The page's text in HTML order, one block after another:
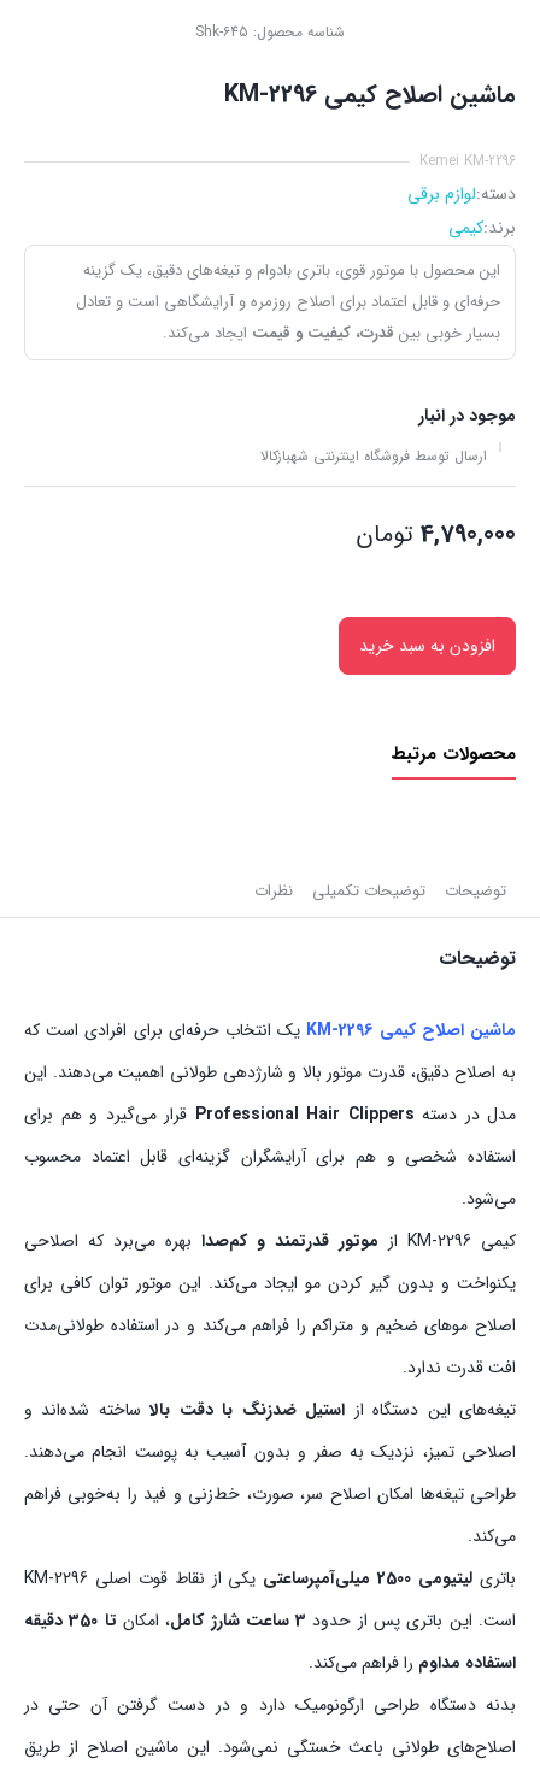
شناسه محصول: Shk-645
ماشین اصلاح کیمی KM-2296
Kemei KM‑2296
دسته:لوازم برقی
برند:کیمی
این محصول با موتور قوی، باتری بادوام و تیغه‌های دقیق، یک گزینه
حرفه‌ای و قابل اعتماد برای اصلاح روزمره و آرایشگاهی است و تعادل
بسیار خوبی بین قدرت، کیفیت و قیمت ایجاد می‌کند.
موجود در انبار
ارسال توسط فروشگاه اینترنتی شهبازکالا
4,790,000 تومان
افزودن به سبد خرید
محصولات مرتبط
توضیحات توضیحات تکمیلی نظرات
توضیحات
ماشین اصلاح کیمی KM-2296
یک انتخاب حرفه‌ای برای افرادی است که
به اصلاح دقیق، قدرت موتور بالا و شارژدهی طولانی اهمیت می‌دهند. این
مدل در دسته Professional Hair Clippers قرار می‌گیرد و هم برای
استفاده شخصی و هم برای آرایشگران گزینه‌ای قابل اعتماد محسوب
می‌شود.
کیمی KM-2296 از
موتور قدرتمند و کم‌صدا بهره می‌برد که اصلاحی
یکنواخت و بدون گیر کردن مو ایجاد می‌کند. این موتور توان کافی برای
اصلاح موهای ضخیم و متراکم را فراهم می‌کند و در استفاده طولانی‌مدت
افت قدرت ندارد.
تیغه‌های این دستگاه از استیل ضدزنگ با دقت بالاساخته شده‌اند و
اصلاحی تمیز، نزدیک به صفر و بدون آسیب به پوست انجام می‌دهند.
طراحی تیغه‌ها امکان اصلاح سر، صورت، خط‌زنی و فید را به‌خوبی فراهم
می‌کند.
باتری لیتیومی 2500 میلی‌آمپرساعتی
یکی از نقاط قوت اصلی KM-2296
است. این باتری پس از حدود 3 ساعت شارژ کامل ، امکان
تا 350 دقیقه
استفاده مداوم را فراهم می‌کند.
بدنه دستگاه طراحی ارگونومیک دارد و در دست گرفتن آن حتی در
اصلاح‌های طولانی باعث خستگی نمی‌شود. این ماشین اصلاح از طریق